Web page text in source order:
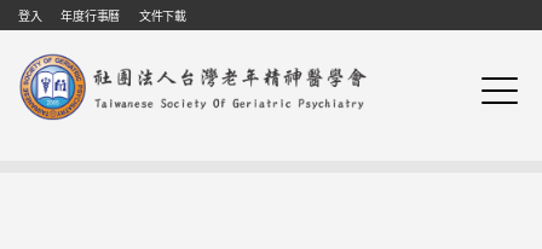
Skip to navigation
移至主內容
登入 年度行事曆 文件下載